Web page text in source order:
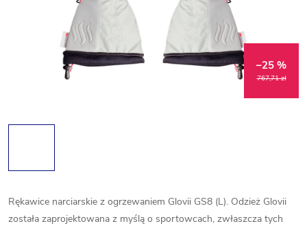
767,71 zł
–25 %
Rękawice narciarskie z ogrzewaniem Glovii GS8 (L). Odzież Glovii
została zaprojektowana z myślą o sportowcach, zwłaszcza tych